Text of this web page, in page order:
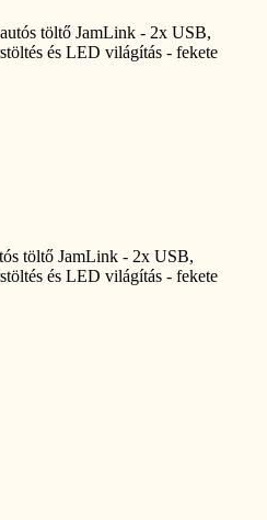
töltő JamLink - 2x USB,
és LED világítás - fekete